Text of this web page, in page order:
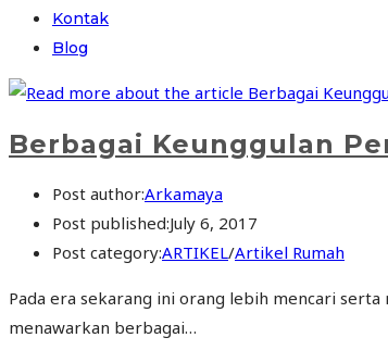
Kontak
Blog
Berbagai Keunggulan
Post author:Arkamaya
Post published:July 6, 2017
Post category:ARTIKEL/Artikel Rumah
Pada era sekarang ini orang lebih mencari
menawarkan berbagai…